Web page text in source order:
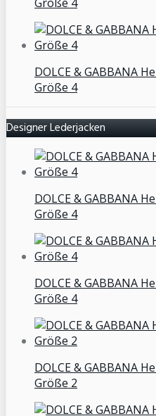
DOLCE & GABBANA
Größe 4
Designer Lederjacken
DOLCE & GABBANA
Größe 4
DOLCE & GABBANA
Größe 4
DOLCE & GABBANA
Größe 2